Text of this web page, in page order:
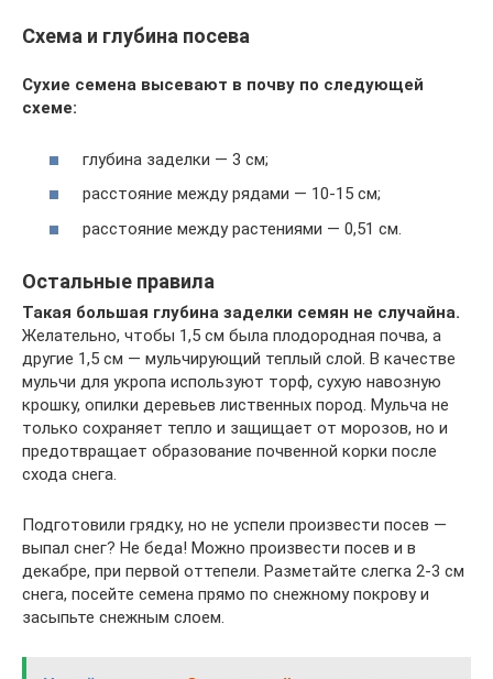
Схема и глубина посева
Сухие семена высевают в почву по следующей
схеме:
глубина заделки — 3 см;
расстояние между рядами — 10-15 см;
расстояние между растениями — 0,51 см.
Остальные правила
Такая большая глубина заделки семян не случайна.
Желательно, чтобы 1,5 см была плодородная почва, а
другие 1,5 см — мульчирующий теплый слой. В качестве
мульчи для укропа используют торф, сухую навозную
крошку, опилки деревьев лиственных пород. Мульча не
только сохраняет тепло и защищает от морозов, но и
предотвращает образование почвенной корки после
схода снега.
Подготовили грядку, но не успели произвести посев —
выпал снег? Не беда! Можно произвести посев и в
декабре, при первой оттепели. Разметайте слегка 2-3 см
снега, посейте семена прямо по снежному покрову и
засыпьте снежным слоем.